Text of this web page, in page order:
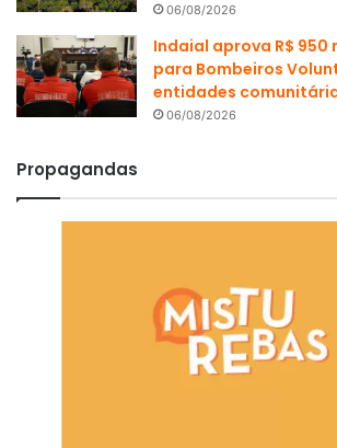
06/08/2026
Indaial aprova R$ 950
para Bombeiros
entidades
06/08/2026
Propagandas